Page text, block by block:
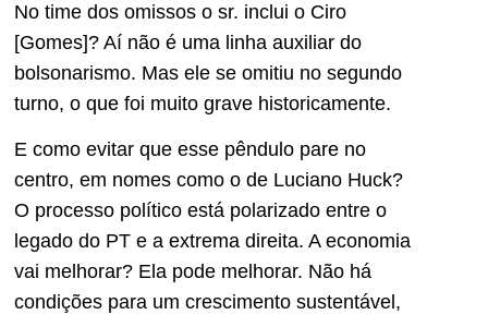
No time dos omissos o sr. inclui o Ciro
[Gomes]? Aí não é uma linha auxiliar do
bolsonarismo. Mas ele se omitiu no segundo
turno, o que foi muito grave historicamente.
E como evitar que esse pêndulo pare no
centro, em nomes como o de Luciano Huck?
O processo político está polarizado entre o
legado do PT e a extrema direita. A economia
vai melhorar? Ela pode melhorar. Não há
condições para um crescimento sustentável,